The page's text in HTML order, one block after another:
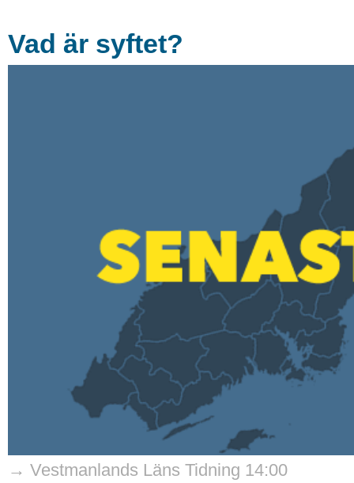
Vad är syftet?
→ Vestmanlands Läns Tidning 14:00